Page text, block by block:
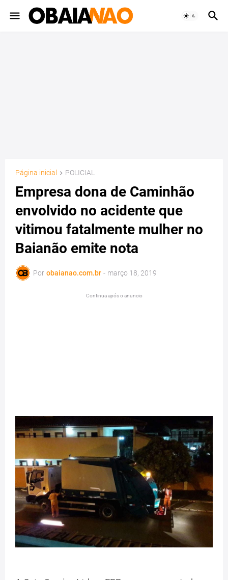
Página inicial POLICIAL
Empresa dona de Caminhão
envolvido no acidente que
vitimou fatalmente mulher no
Baianão emite nota
Por obaianao.com.br - março 18, 2019
Continua após o anuncio